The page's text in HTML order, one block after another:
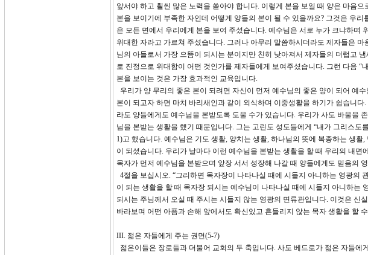
앞서야 하고 훨씬 많은 노력을 쏟아야 합니다. 이렇게 본을 보일 때 양은 마음
본을 보이기에 부족한 자인데 어떻게 양들의 본이 될 수 있을까요? 그것은 우
은 모든 면에서 우리에게 본을 보여 주셨습니다. 예수님은 서로 누가 크냐하며
위대한 자라고 가르쳐 주셨습니다. 그러나 아무리 말씀하시더라도 제자들은
님의 아들로서 가장 으뜸이 되시는 분이지만 친히 낮아져서 제자들의 더럽고
로 진정으로 위대함이 어떤 것인가를 제자들에게 보여주셨습니다. 그런 다음 “
본을 보이는 것은 가장 효과적인 교육입니다.
우리가 양 무리의 좋은 본이 되려면 자신이 먼저 예수님의 좋은 양이 되어 예
본이 되고자 하면 마치 바리새인과 같이 외식하며 이중생활을 하기가 쉽습니
라도 양들에게도 예수님을 본받도록 도울 수가 있습니다. 우리가 사도 바울을
님을 본받는 생활을 했기 때문입니다. 그는 고린도 성도들에게 “내가 그리스도
1)고 했습니다. 예수님은 기도 생활, 양치는 생활, 하나님의 뜻에 복종하는 생
이 되셨습니다. 우리가 날마다 이런 예수님을 본받는 생활을 할 때 우리의 내
목자가 먼저 예수님을 본받으며 앞장 서서 성장해 나갈 때 양들에게도 믿음의
4절을 보십시오. “그리하면 목자장이 나타나실 때에 시들지 아니하는 영광의
이 되는 생활을 할 때 목자장 되시는 예수님이 나타나실 때에 시들지 아니하는
되시는 주님께서 오실 때 주시는 시들지 않는 영광의 면류관입니다. 이것은 신
바라보며 어떤 아픔과 손해 앞에서도 확신있고 흔들리지 않는 목자 생활을 할
III. 젊은 자들에게 주는 권면(5-7)
젊은이들은 장로들과 더불어 교회의 두 축입니다. 사도 베드로가 젊은 자들에